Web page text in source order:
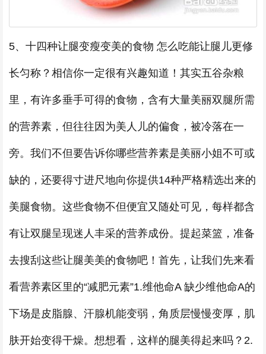
5、十四种让腿变瘦变美的食物 怎么吃能让腿儿更修
长匀称？相信你一定很有兴趣知道！其实五谷杂粮
里，有许多垂手可得的食物，含有大量美丽双腿所需
的营养素，但往往因为美人儿的偏食，被冷落在一
旁。我们不但要告诉你哪些营养素是美丽小姐不可或
缺的，还要得寸进尺地向你提供14种严格精选出来的
美腿食物。这些食物不但便宜又随处可见，每样都含
有让双腿呈现迷人丰采的营养成份。提起菜篮，准备
去搜刮这些让腿美美的食物吧！首先，让我们先来看
看营养素区里的“减肥元素”1.维他命A 缺少维他命A的
下场是皮脂腺、汗腺机能变弱，角质层慢慢变厚，肌
肤开始变得干燥。想想看，这样的腿美得起来吗？2.